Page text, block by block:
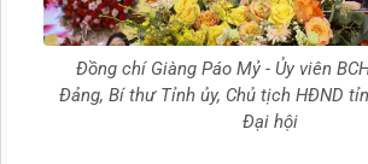
Đồng chí Giàng Páo Mỷ - Ủy viên
Đảng, Bí thư Tỉnh ủy, Chủ tịch HĐND
Đại hội